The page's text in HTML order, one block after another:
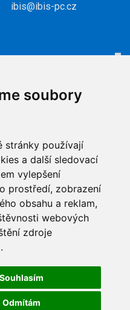
soubory
stránky používají
a další sledovací
vylepšení
prostředí, zobrazení
obsahu a reklam,
webových
zdroje
Souhlasím
Odmítám
ibis@ibis-pc.cz
created by TH SOFT .